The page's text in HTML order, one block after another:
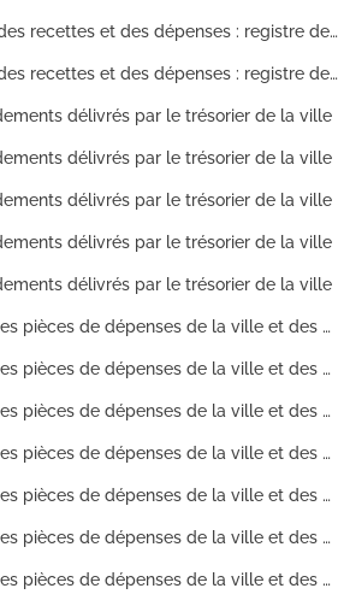
Livre de compte des recettes et des dépenses : registre des comptes ouverts sur les allocations de dépenses pour l'année 1881
Livre de compte des recettes et des dépenses : registre des comptes ouverts sur les allocations de dépenses pour l'année 1882 Suite des livres de compte des recettes et des dépenses : voir 1L604
délivrés par le trésorier de la ville
délivrés par le trésorier de la ville
délivrés par le trésorier de la ville
délivrés par le trésorier de la ville
délivrés par le trésorier de la ville
Registre journal des pièces de dépenses de la ville et des mandats délivrés sur le receveur municipal pour l'exercice 1810.
Registre journal des pièces de dépenses de la ville et des mandats délivrés sur le receveur municipal pour l'exercice 1811
Registre journal des pièces de dépenses de la ville et des mandats délivrés sur le receveur municipal pour l'exercice 1812
Registre journal des pièces de dépenses de la ville et des mandats délivrés sur le receveur municipal pour l'exercice 1813
Registre journal des pièces de dépenses de la ville et des mandats délivrés sur le receveur municipal pour l'exercice 1814
Registre journal des pièces de dépenses de la ville et des mandats délivrés sur le receveur municipal pour l'exercice 1815
Registre journal des pièces de dépenses de la ville et des mandats délivrés sur le receveur municipal pour l'exercice 1816